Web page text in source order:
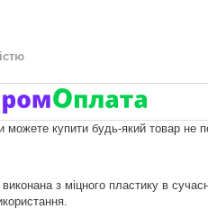
можете купити будь-який товар не
з міцного пластику в